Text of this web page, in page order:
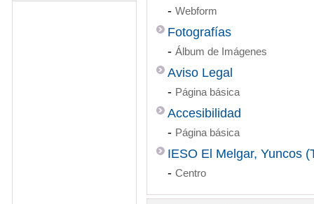
- Webform
Fotografías
- Álbum de Imágenes
Aviso Legal
- Página básica
Accesibilidad
- Página básica
IESO El Melgar, Yuncos
- Centro